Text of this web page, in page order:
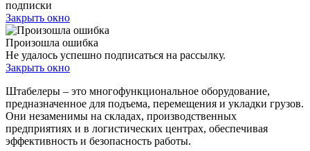
подписки
Закрыть окно
Произошла ошибка
Не удалось успешно подписаться на рассылку.
Закрыть окно
Штабелеры – это многофункциональное оборудование,
предназначенное для подъема, перемещения и укладки грузов.
Они незаменимы на складах, производственных
предприятиях и в логистических центрах, обеспечивая
эффективность и безопасность работы.